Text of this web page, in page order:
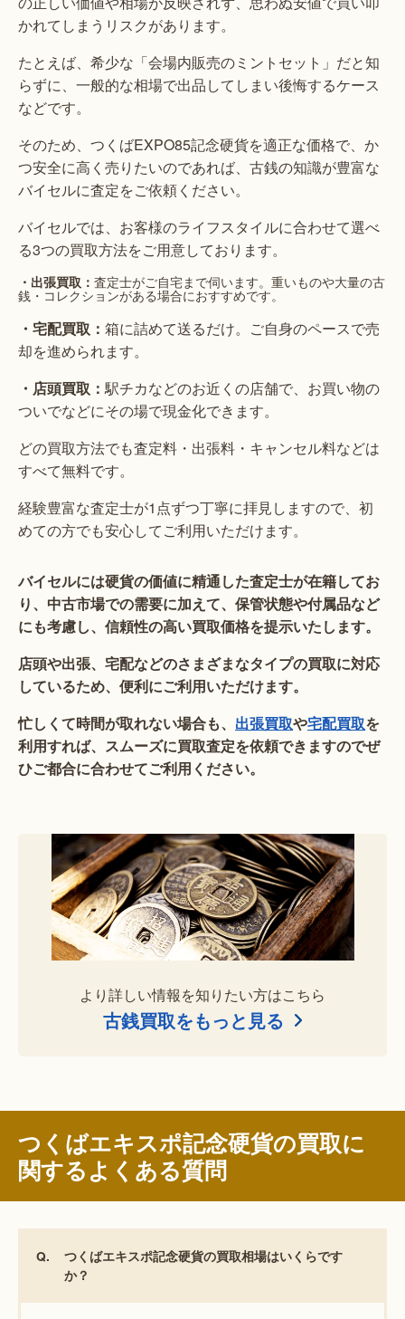
かれてしまうリスクがあります。
たとえば、希少な「会場内販売のミントセット」だと知
らずに、一般的な相場で出品してしまい後悔するケース
などです。
そのため、つくばEXPO85記念硬貨を適正な価格で、か
つ安全に高く売りたいのであれば、古銭の知識が豊富な
バイセルに査定をご依頼ください。
バイセルでは、お客様のライフスタイルに合わせて選べ
る3つの買取方法をご用意しております。
・出張買取： 査定士がご自宅まで伺います。重いものや大量の古
銭・コレクションがある場合におすすめです。
・宅配買取： 箱に詰めて送るだけ。ご自身のペースで売
却を進められます。
・店頭買取： 駅チカなどのお近くの店舗で、お買い物の
ついでなどにその場で現金化できます。
どの買取方法でも査定料・出張料・キャンセル料などは
すべて無料です。
経験豊富な査定士が1点ずつ丁寧に拝見しますので、初
めての方でも安心してご利用いただけます。
バイセルには硬貨の価値に精通した査定士が在籍してお
り、中古市場での需要に加えて、保管状態や付属品など
にも考慮し、信頼性の高い買取価格を提示いたします。
店頭や出張、宅配などのさまざまなタイプの買取に対応
しているため、便利にご利用いただけます。
忙しくて時間が取れない場合も、 出張買取や宅配買取を
利用すれば、スムーズに買取査定を依頼できますのでぜ
ひご都合に合わせてご利用ください。
より詳しい情報を知りたい方はこちら
古銭買取をもっと見る
つくばエキスポ記念硬貨の買取に
関するよくある質問
Q.
つくばエキスポ記念硬貨の買取相場はいくらです
か？